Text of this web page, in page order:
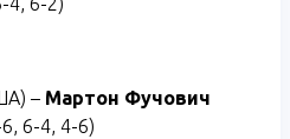
– Мартон Фучович
6-4, 4-6)